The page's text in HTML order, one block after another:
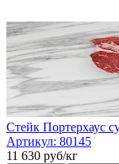
Стейк Портерхаус
Артикул: 80145
11 630 руб/кг